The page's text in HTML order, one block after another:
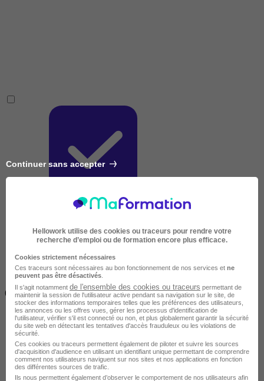
(14h)
Continuer sans accepter
Hellowork utilise des cookies ou traceurs pour rendre votre
recherche d’emploi ou de formation encore plus efficace.
Cookies strictement nécessaires
Ces traceurs sont nécessaires au bon fonctionnement de nos services et ne
peuvent pas être désactivés
Il s'agit notamment de l'ensemble des cookies ou traceurs permettant de
maintenir la session de l'utilisateur active pendant sa navigation sur le site, de
stocker des informations temporaires telles que les préférences des utilisateurs,
les annonces ou les offres vues, gérer les processus d'identification de
l'utilisateur, vérifier s'il est connecté ou non, et plus globalement garantir la sécurité
du site web en détectant les tentatives d'accès frauduleux ou les violations de
sécurité.
Ces cookies ou traceurs permettent également de piloter et suivre les sources
d'acquisition d'audience en utilisant un identifiant unique permettant de comprendre
comment nos utilisateurs naviguent sur nos sites et nos applications en fonction
des différentes sources de trafic.
Ils nous permettent également d’observer le comportement de nos utilisateurs afin